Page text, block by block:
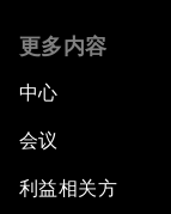
更多内容
中心
会议
利益相关方